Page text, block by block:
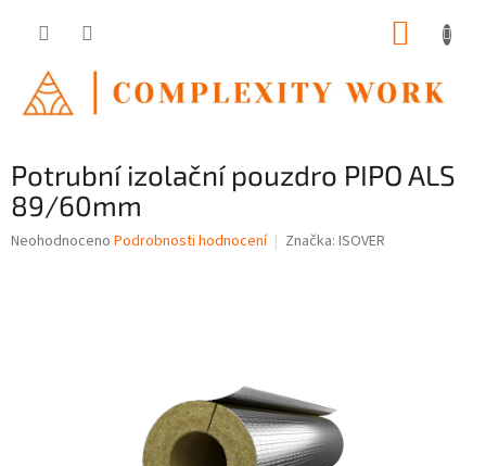
Potrubní izolační pouzdro PIPO ALS
89/60mm
Průměrné
Neohodnoceno Podrobnosti hodnocení Značka: ISOVER